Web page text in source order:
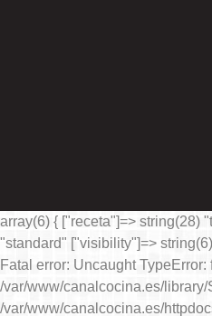
array(6) { ["receta"]=> string(28)
"standard" ["visibility"]=>
Fatal error: Uncaught
/var/www/canalcocina.es/
/var/www/canalcocina.es/